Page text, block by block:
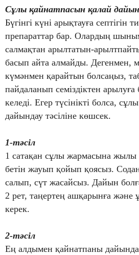
Сұлы қайнатпасын қалай
Бүгінгі күні арықтауға септігін
препараттар бар. Олардың
салмақтан арылтатын-
басып айта алмайды. Дегенмен,
күмәнмен қарайтын болсаңыз,
пайдаланып семіздіктен
келеді. Егер түсінікті болса,
дайындау тәсіліне көшсек.
1-тәсіл
1 сатақан сұлы жармасына
бетін жауып қойып қоясыз.
салып, сүт жасайсыз. Дайын
2 рет, таңертең ашқарынға және
керек.
2-тәсіл
Ең алдымен қайнатпаны